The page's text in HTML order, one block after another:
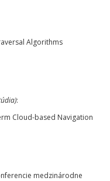
Algorithms
:
Cloud-based Navigation
medzinárodne